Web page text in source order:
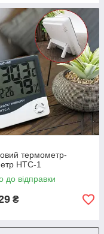
термометр-
HTC-1
до відправки
₴